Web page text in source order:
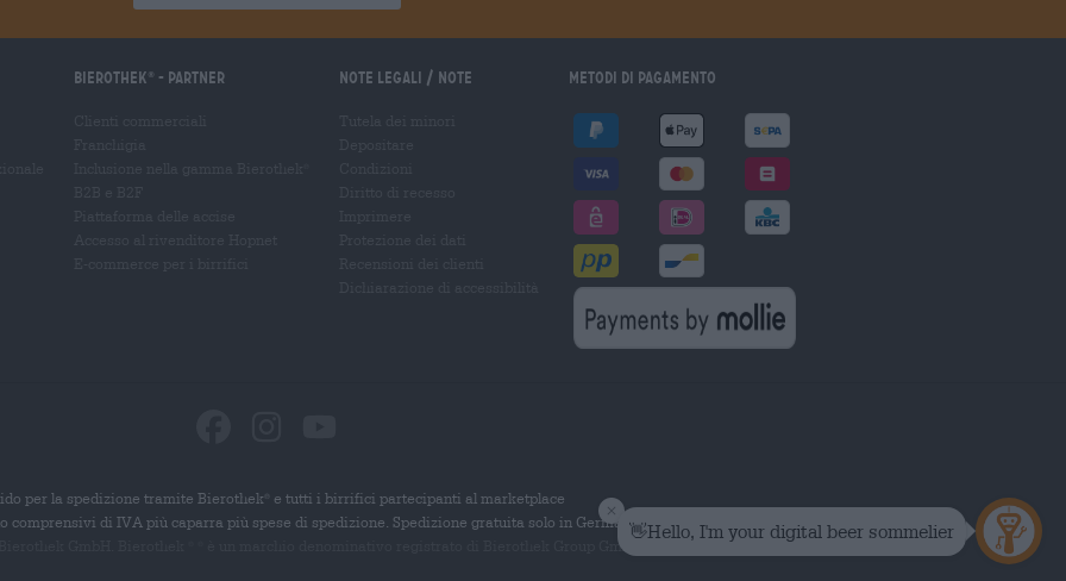
Bierothek - Partner Note legali / Note Metodi di pagamento
per la spedizione tramite Bierothek
e tutti i birrifici partecipanti al marketplace
comprensivi di IVA più caparra più spese di spedizione. Spedizione gratuita solo in Germania.
marchio denominativo registrato di Bierothek Group GmbH. Tutti i diritti riservati.